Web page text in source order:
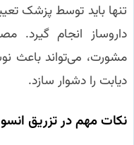
تنها باید توسط پزشک
داروساز انجام گیرد.
مشورت، می‌تواند باعث
دیابت را دشوار سازد.
نکات مهم در تزریق